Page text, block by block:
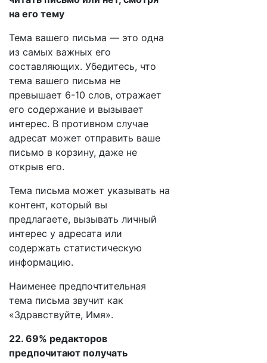
на его тему
Тема вашего письма — это одна
из самых важных его
составляющих. Убедитесь, что
тема вашего письма не
превышает 6-10 слов, отражает
его содержание и вызывает
интерес. В противном случае
адресат может отправить ваше
письмо в корзину, даже не
открыв его.
Тема письма может указывать на
контент, который вы
предлагаете, вызывать личный
интерес у адресата или
содержать статистическую
информацию.
Наименее предпочтительная
тема письма звучит как
«Здравствуйте, Имя».
22. 69% редакторов
предпочитают получать